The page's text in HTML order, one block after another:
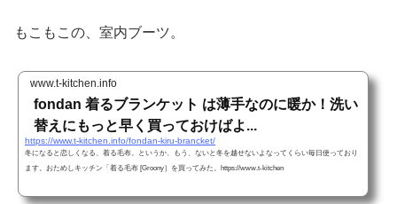
もこもこの、室内ブーツ。
www.t-kitchen.info
fondan 着るブランケット は薄手なのに暖か！洗い
替えにもっと早く買っておけばよ...
https://www.t-kitchen.info/fondan-kiru-brancket/
冬になると恋しくなる、着る毛布。というか、もう、ないと冬を越せないよなってくらい毎日使っており
ます。おためしキッチン「着る毛布 [Groony］を買ってみた。https://www.t-kitchen